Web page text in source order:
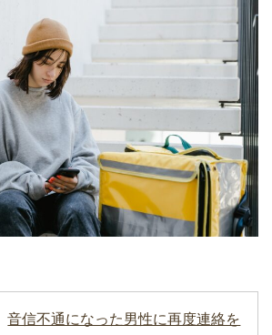
音信不通になった男性に再度連絡を